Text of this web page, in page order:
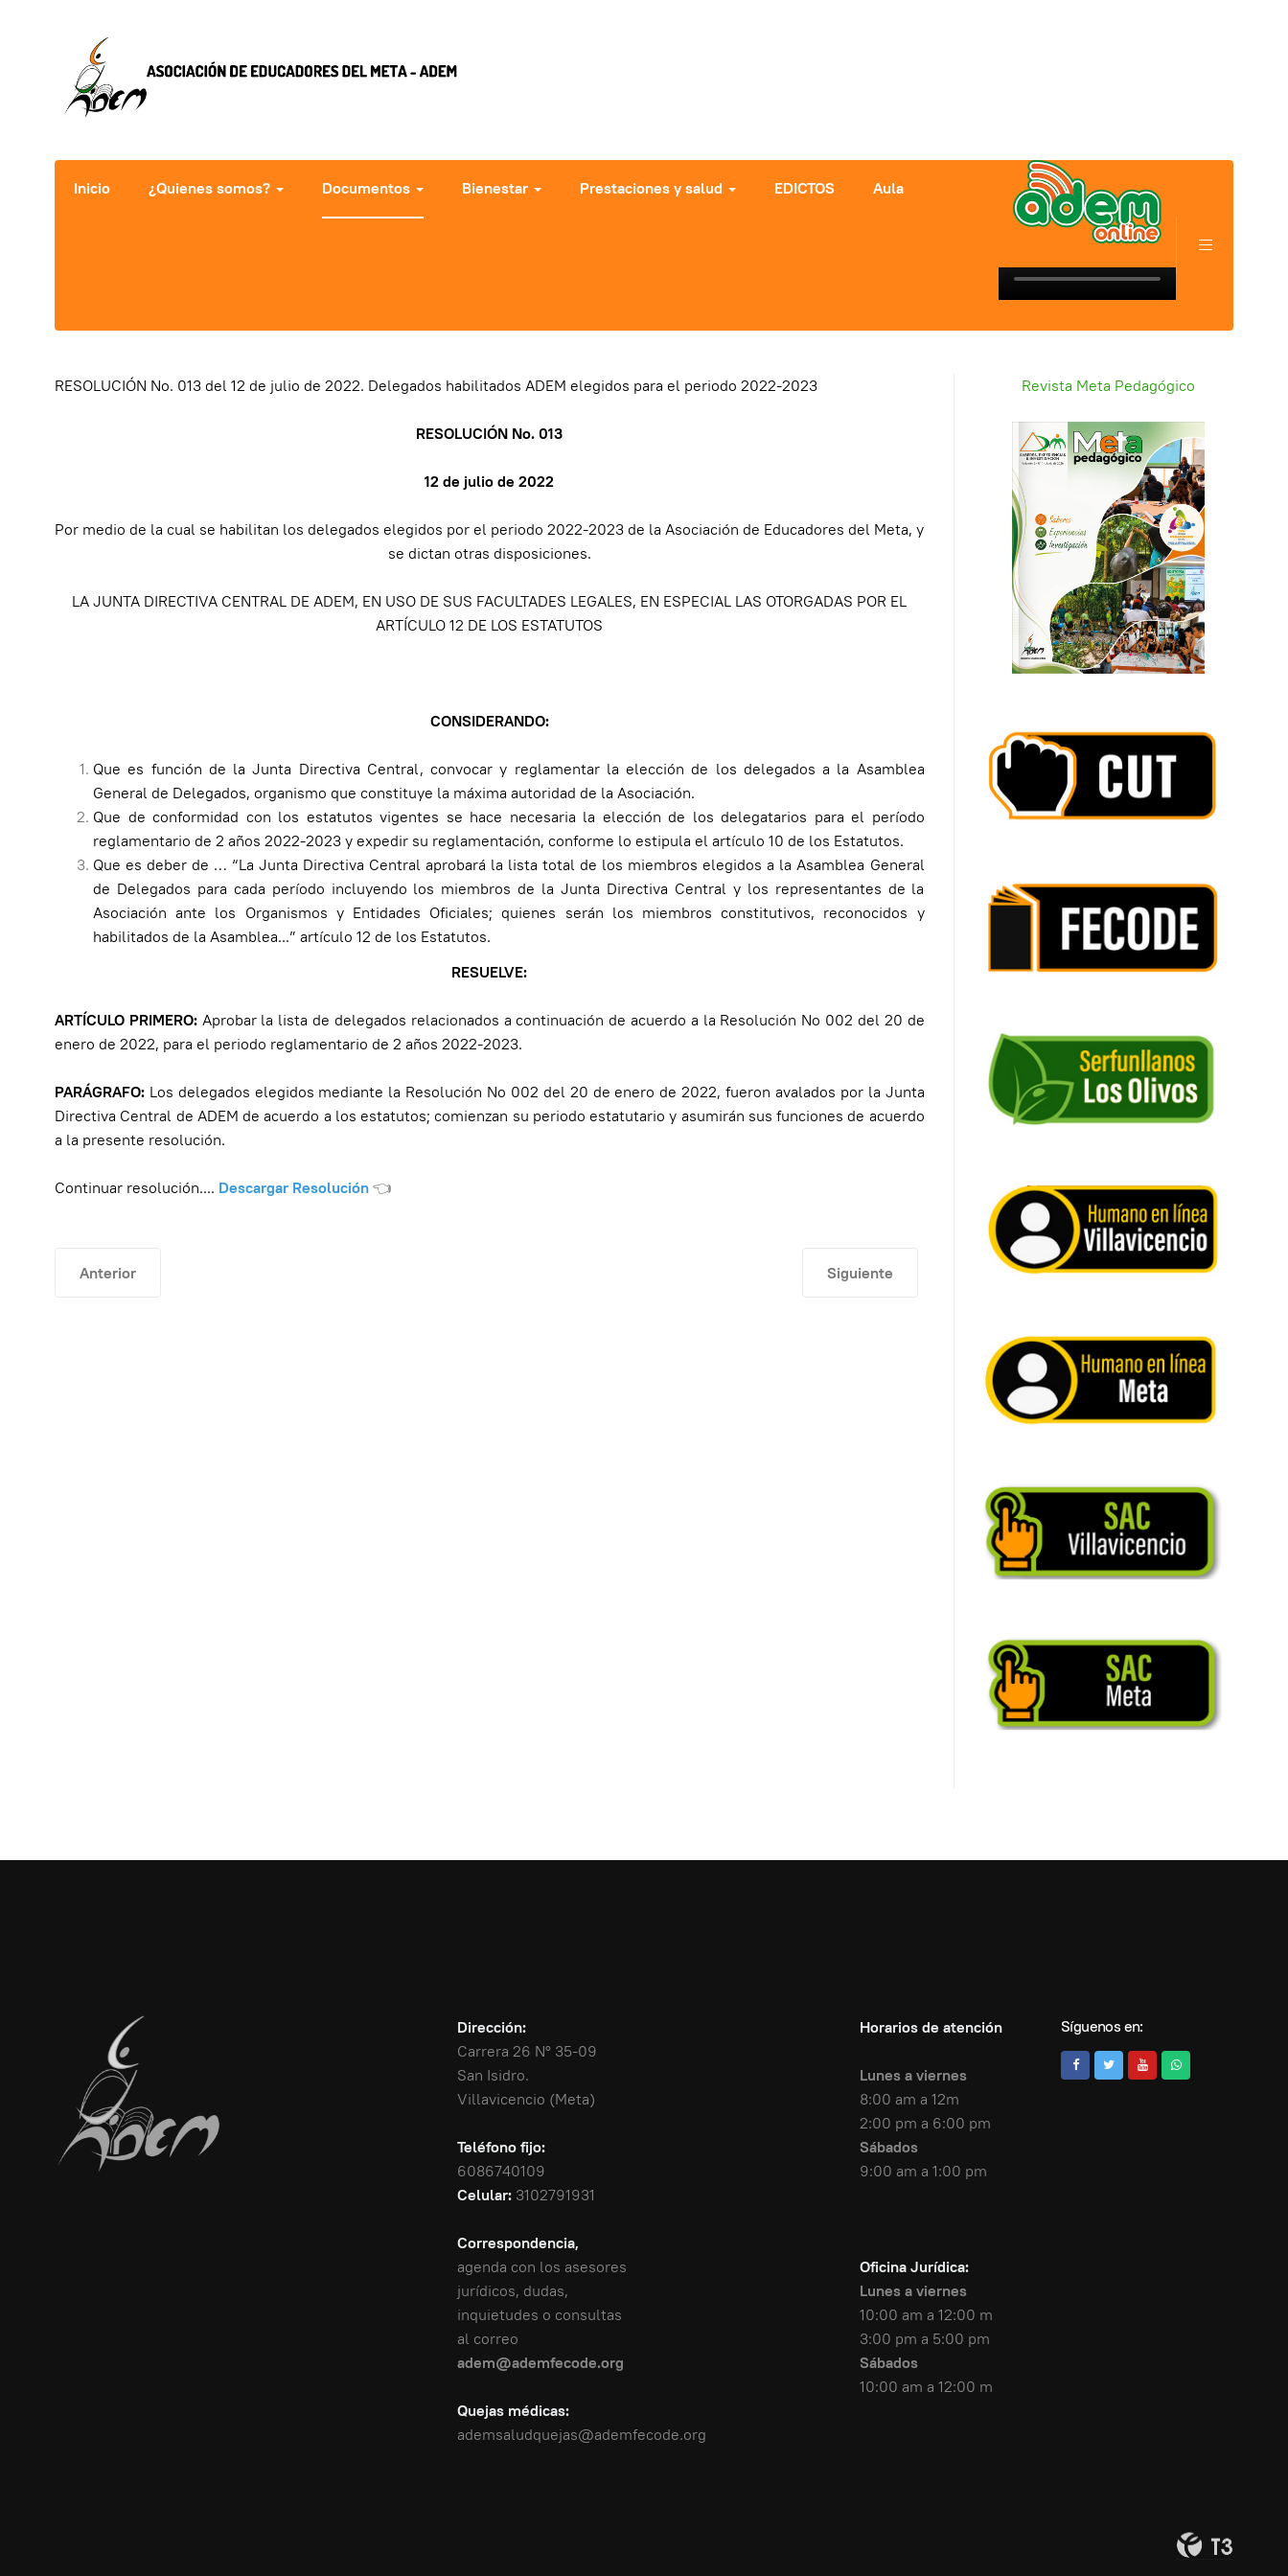
Inicio ¿Quienes somos? Documentos Bienestar Prestaciones y salud EDICTOS Aula
RESOLUCIÓN No. 013 del 12 de julio de 2022. Delegados habilitados ADEM elegidos para el periodo 2022-2023
RESOLUCIÓN No. 013
12 de julio de 2022
Por medio de la cual se habilitan los delegados elegidos por el periodo 2022-2023 de la Asociación de Educadores del Meta, y
se dictan otras disposiciones.
LA JUNTA DIRECTIVA CENTRAL DE ADEM, EN USO DE SUS FACULTADES LEGALES, EN ESPECIAL LAS OTORGADAS POR EL
ARTÍCULO 12 DE LOS ESTATUTOS
CONSIDERANDO:
Que es función de la Junta Directiva Central, convocar y reglamentar la elección de los delegados a la Asamblea
General de Delegados, organismo que constituye la máxima autoridad de la Asociación.
Que de conformidad con los estatutos vigentes se hace necesaria la elección de los delegatarios para el período
reglamentario de 2 años 2022-2023 y expedir su reglamentación, conforme lo estipula el artículo 10 de los Estatutos.
Que es deber de … “La Junta Directiva Central aprobará la lista total de los miembros elegidos a la Asamblea General
de Delegados para cada período incluyendo los miembros de la Junta Directiva Central y los representantes de la
Asociación ante los Organismos y Entidades Oficiales; quienes serán los miembros constitutivos, reconocidos y
habilitados de la Asamblea...” artículo 12 de los Estatutos.
RESUELVE:
ARTÍCULO PRIMERO:Aprobar la lista de delegados relacionados a continuación de acuerdo a la Resolución No 002 del 20 de
enero de 2022, para el periodo reglamentario de 2 años 2022-2023.
PARÁGRAFO: Los delegados elegidos mediante la Resolución No 002 del 20 de enero de 2022, fueron avalados por la Junta
Directiva Central de ADEM de acuerdo a los estatutos; comienzan su periodo estatutario y asumirán sus funciones de acuerdo
a la presente resolución.
Continuar resolución.... Descargar Resolución👈
Artículo anterior: Resolución No. 016
Anterior Artículo siguiente: Serfunllanos Los Olivos
Siguiente
Revista Meta Pedagógico
Dirección:
Carrera 26 N° 35-09
San Isidro.
Villavicencio (Meta)
Teléfono fijo:
6086740109
Celular: 3102791931
Correspondencia,
agenda con los asesores
jurídicos, dudas,
inquietudes o consultas
al correo
adem@ademfecode.org
Quejas médicas:
ademsaludquejas@ademfecode.org
Horarios de atención
Lunes a viernes
8:00 am a 12m
2:00 pm a 6:00 pm
Sábados
9:00 am a 1:00 pm
Oficina Jurídica:
Lunes a viernes
10:00 am a 12:00 m
3:00 pm a 5:00 pm
Sábados
10:00 am a 12:00 m
Síguenos en: